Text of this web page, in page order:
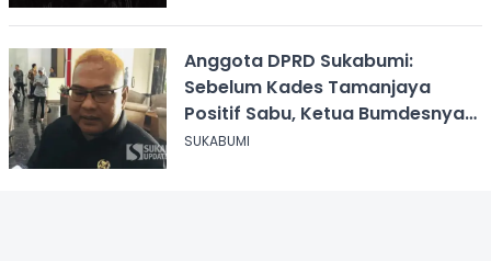
Anggota DPRD Sukabumi:
Sebelum Kades Tamanjaya
Positif Sabu, Ketua Bumdesnya
Juga Terjerat Dugaan Narkoba
SUKABUMI